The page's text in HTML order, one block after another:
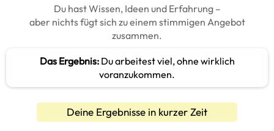
Du hast Wissen, Ideen und Erfahrung –
aber nichts fügt sich zu einem stimmigen Angebot
zusammen.
Das Ergebnis:Du arbeitest viel, ohne wirklich
voranzukommen.
Deine Ergebnisse in kurzer Zeit